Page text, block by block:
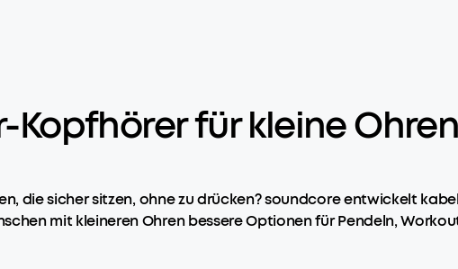
für kleine
die sicher sitzen, ohne zu drücken? soundcore entwickelt
mit kleineren Ohren bessere Optionen für Pendeln,